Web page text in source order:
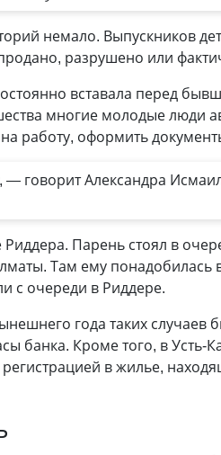
немало. Выпускников
разрушено или
вставала перед
многие молодые люди
работу, оформить
, — говорит Александра
Парень стоял в
Там ему понадобилась
с очереди в Риддере.
года таких случаев
банка. Кроме того, в Усть-
в жилье,